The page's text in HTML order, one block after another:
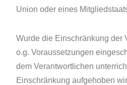
Union oder eines
Wurde die Einschränkung der
o.g. Voraussetzungen
dem Verantwortlichen
Einschränkung aufgehoben